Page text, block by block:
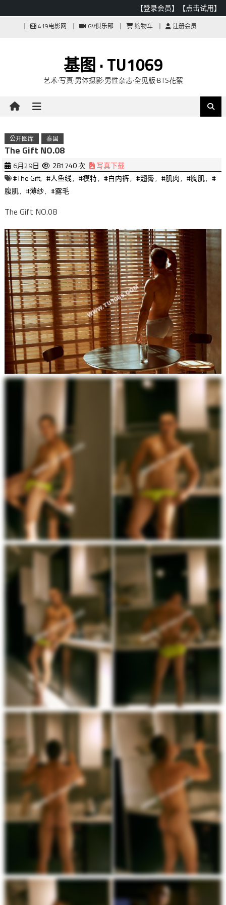
【登录会员】 【点击试用】
419电影网 GV俱乐部 购物车 注册会员
基图 · TU1069
艺术·写真·男体摄影·男性杂志·全见版·BTS花絮
公开图库 泰国
The Gift NO.08
6月29日 281740 次
写真下载
#The Gift, #人鱼线, #模特, #白内裤, #翘臀, #肌肉, #胸肌, #
腹肌, #薄纱, #露毛
The Gift NO.08